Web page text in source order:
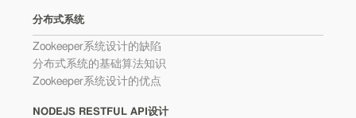
分布式系统
Zookeeper系统设计的缺陷
分布式系统的基础算法知识
Zookeeper系统设计的优点
NODEJS RESTFUL API设计